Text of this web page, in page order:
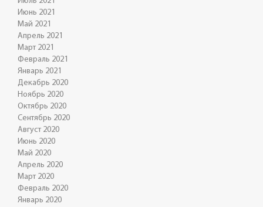
Июнь 2021
Май 2021
Апрель 2021
Март 2021
Февраль 2021
Январь 2021
Декабрь 2020
Ноябрь 2020
Октябрь 2020
Сентябрь 2020
Август 2020
Июнь 2020
Май 2020
Апрель 2020
Март 2020
Февраль 2020
Январь 2020